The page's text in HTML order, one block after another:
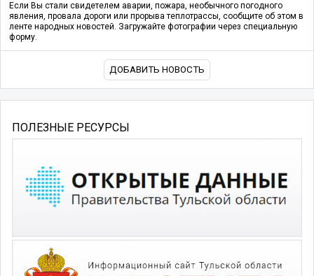
Если Вы стали свидетелем аварии, пожара, необычного погодного
явления, провала дороги или прорыва теплотрассы, сообщите об этом в
ленте народных новостей. Загружайте фотографии через специальную
форму.
ДОБАВИТЬ НОВОСТЬ
ПОЛЕЗНЫЕ РЕСУРСЫ